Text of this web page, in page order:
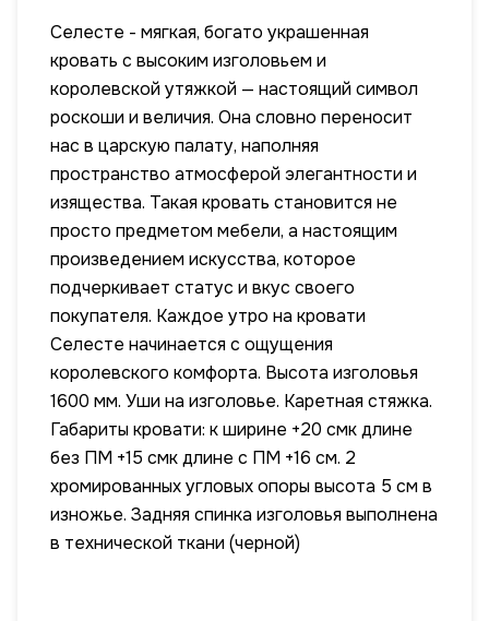
Селесте - мягкая, богато украшенная
кровать с высоким изголовьем и
королевской утяжкой — настоящий символ
роскоши и величия. Она словно переносит
нас в царскую палату, наполняя
пространство атмосферой элегантности и
изящества. Такая кровать становится не
просто предметом мебели, а настоящим
произведением искусства, которое
подчеркивает статус и вкус своего
покупателя. Каждое утро на кровати
Селесте начинается с ощущения
королевского комфорта. Высота изголовья
1600 мм. Уши на изголовье. Каретная стяжка.
Габариты кровати: к ширине +20 смк длине
без ПМ +15 смк длине с ПМ +16 см. 2
хромированных угловых опоры высота 5 см в
изножье. Задняя спинка изголовья выполнена
в технической ткани (черной)